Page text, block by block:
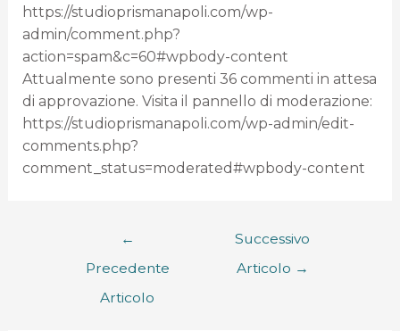
https://studioprismanapoli.com/wp-
admin/comment.php?
action=spam&c=60#wpbody-content
Attualmente sono presenti 36 commenti in attesa
di approvazione. Visita il pannello di moderazione:
https://studioprismanapoli.com/wp-admin/edit-
comments.php?
comment_status=moderated#wpbody-content
←
Precedente
Articolo
Successivo
Articolo →